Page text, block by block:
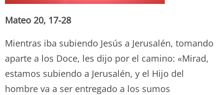
Mateo 20, 17-28
Mientras iba subiendo Jesús a Jerusalén, tomando
aparte a los Doce, les dijo por el camino: «Mirad,
estamos subiendo a Jerusalén, y el Hijo del
hombre va a ser entregado a los sumos